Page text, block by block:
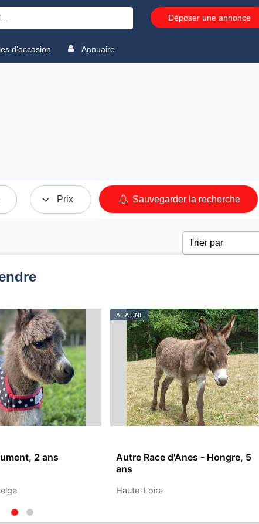
Déposer une annonce
d'occasion Annuaire
Prix Sauvegarder la recherche
2 ans
A LA UNE
Autre Race d'Anes - Hongre, 5
ans
Haute-Loire